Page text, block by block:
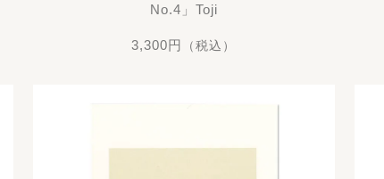
No.4」Toji
3,300円 （税込）